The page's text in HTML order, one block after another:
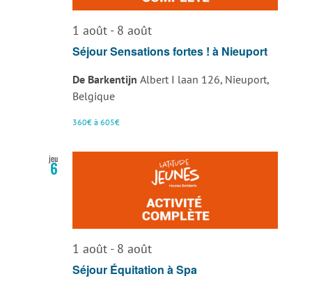
vues
1 août- 8 août
Séjour Sensations fortes ! à Nieuport
De Barkentijn Albert I laan 126, Nieuport,
Belgique
360€ à 605€
jeu
6
1 août- 8 août
Séjour Équitation à Spa